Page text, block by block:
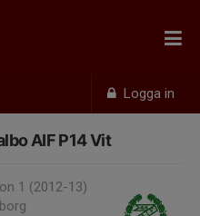
Logga in
AIF P14 Vit
1 (2012-13)